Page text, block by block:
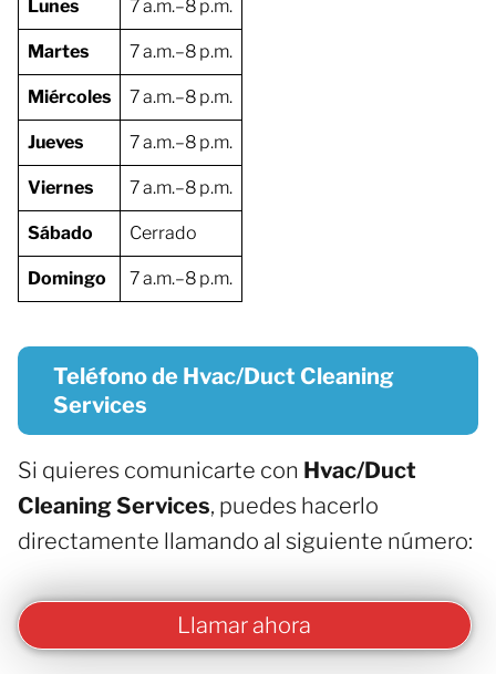
Lunes 7 a.m.–8 p.m.
Martes 7 a.m.–8 p.m.
Miércoles 7 a.m.–8 p.m.
Jueves 7 a.m.–8 p.m.
Viernes 7 a.m.–8 p.m.
Sábado Cerrado
Domingo 7 a.m.–8 p.m.
Teléfono de Hvac/Duct Cleaning
Services
Si quieres comunicarte con Hvac/Duct
Cleaning Services, puedes hacerlo
directamente llamando al siguiente número:
Llamar ahora